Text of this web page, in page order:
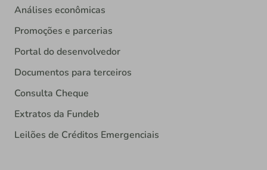
Análises econômicas
Promoções e parcerias
Portal do desenvolvedor
Documentos para terceiros
Consulta Cheque
Extratos da Fundeb
Leilões de Créditos Emergenciais